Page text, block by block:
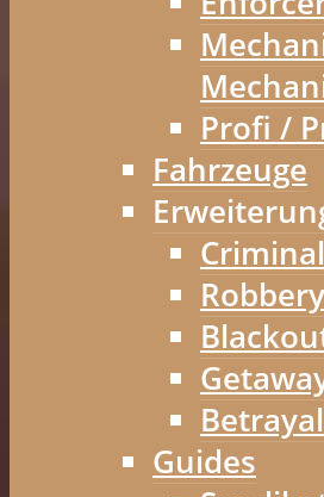
Profi /
Fahrzeuge
Robbery
Betrayal
Guides